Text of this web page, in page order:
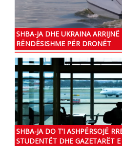
SHBA-JA DHE UKRAINA ARRIJNË
RËNDËSISHME PËR DRONËT
SHBA-JA DO T’I ASHPËRSOJË
STUDENTËT DHE GAZETARËT E